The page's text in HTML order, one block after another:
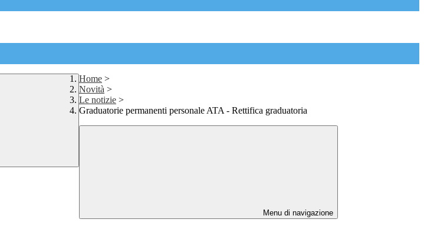
Home >
Novità >
Le notizie >
Graduatorie permanenti personale ATA - Rettifica graduatoria
Menu di navigazione